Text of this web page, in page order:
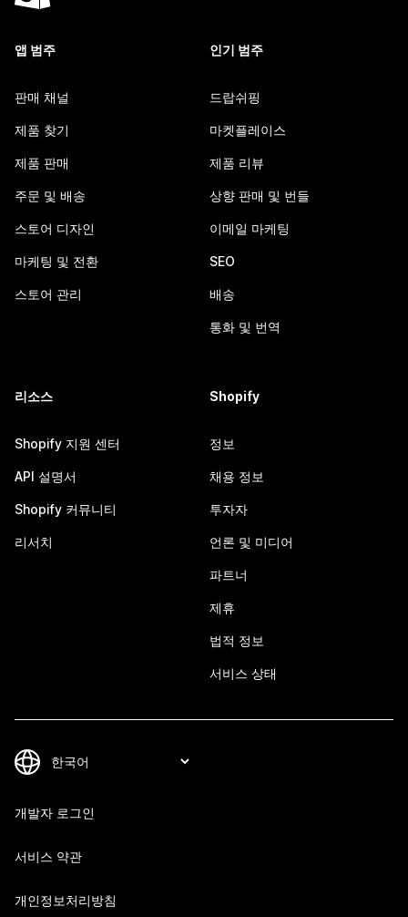
앱 범주
판매 채널
제품 찾기
제품 판매
주문 및 배송
스토어 디자인
마케팅 및 전환
스토어 관리
인기 범주
드랍쉬핑
마켓플레이스
제품 리뷰
상향 판매 및 번들
이메일 마케팅
SEO
배송
통화 및 번역
리소스
Shopify 지원 센터
API 설명서
Shopify 커뮤니티
리서치
Shopify
정보
채용 정보
투자자
언론 및 미디어
파트너
제휴
법적 정보
서비스 상태
개발자 로그인
서비스 약관
개인정보처리방침